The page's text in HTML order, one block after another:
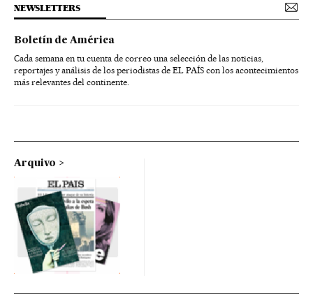
NEWSLETTERS
Boletín de América
Cada semana en tu cuenta de correo una selección de las noticias,
reportajes y análisis de los periodistas de EL PAÍS con los acontecimientos
más relevantes del continente.
Arquivo